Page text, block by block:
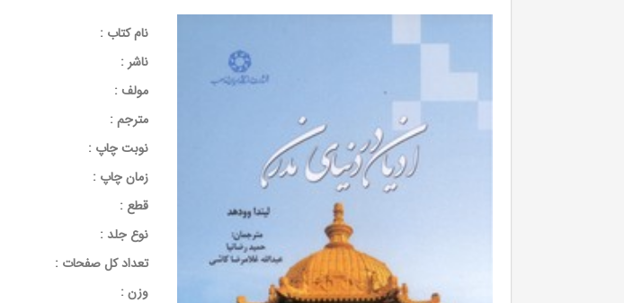
نام کتاب :
ناشر :
مولف :
مترجم :
نوبت چاپ :
زمان چاپ :
قطع :
نوع جلد :
تعداد کل صفحات :
وزن :